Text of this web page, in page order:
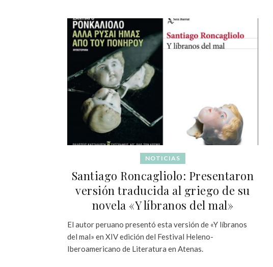
NOTICIAS
Santiago Roncagliolo: Presentaron
versión traducida al griego de su
novela «Y líbranos del mal»
El autor peruano presentó esta versión de «Y líbranos
del mal» en XIV edición del Festival Heleno-
Iberoamericano de Literatura en Atenas.